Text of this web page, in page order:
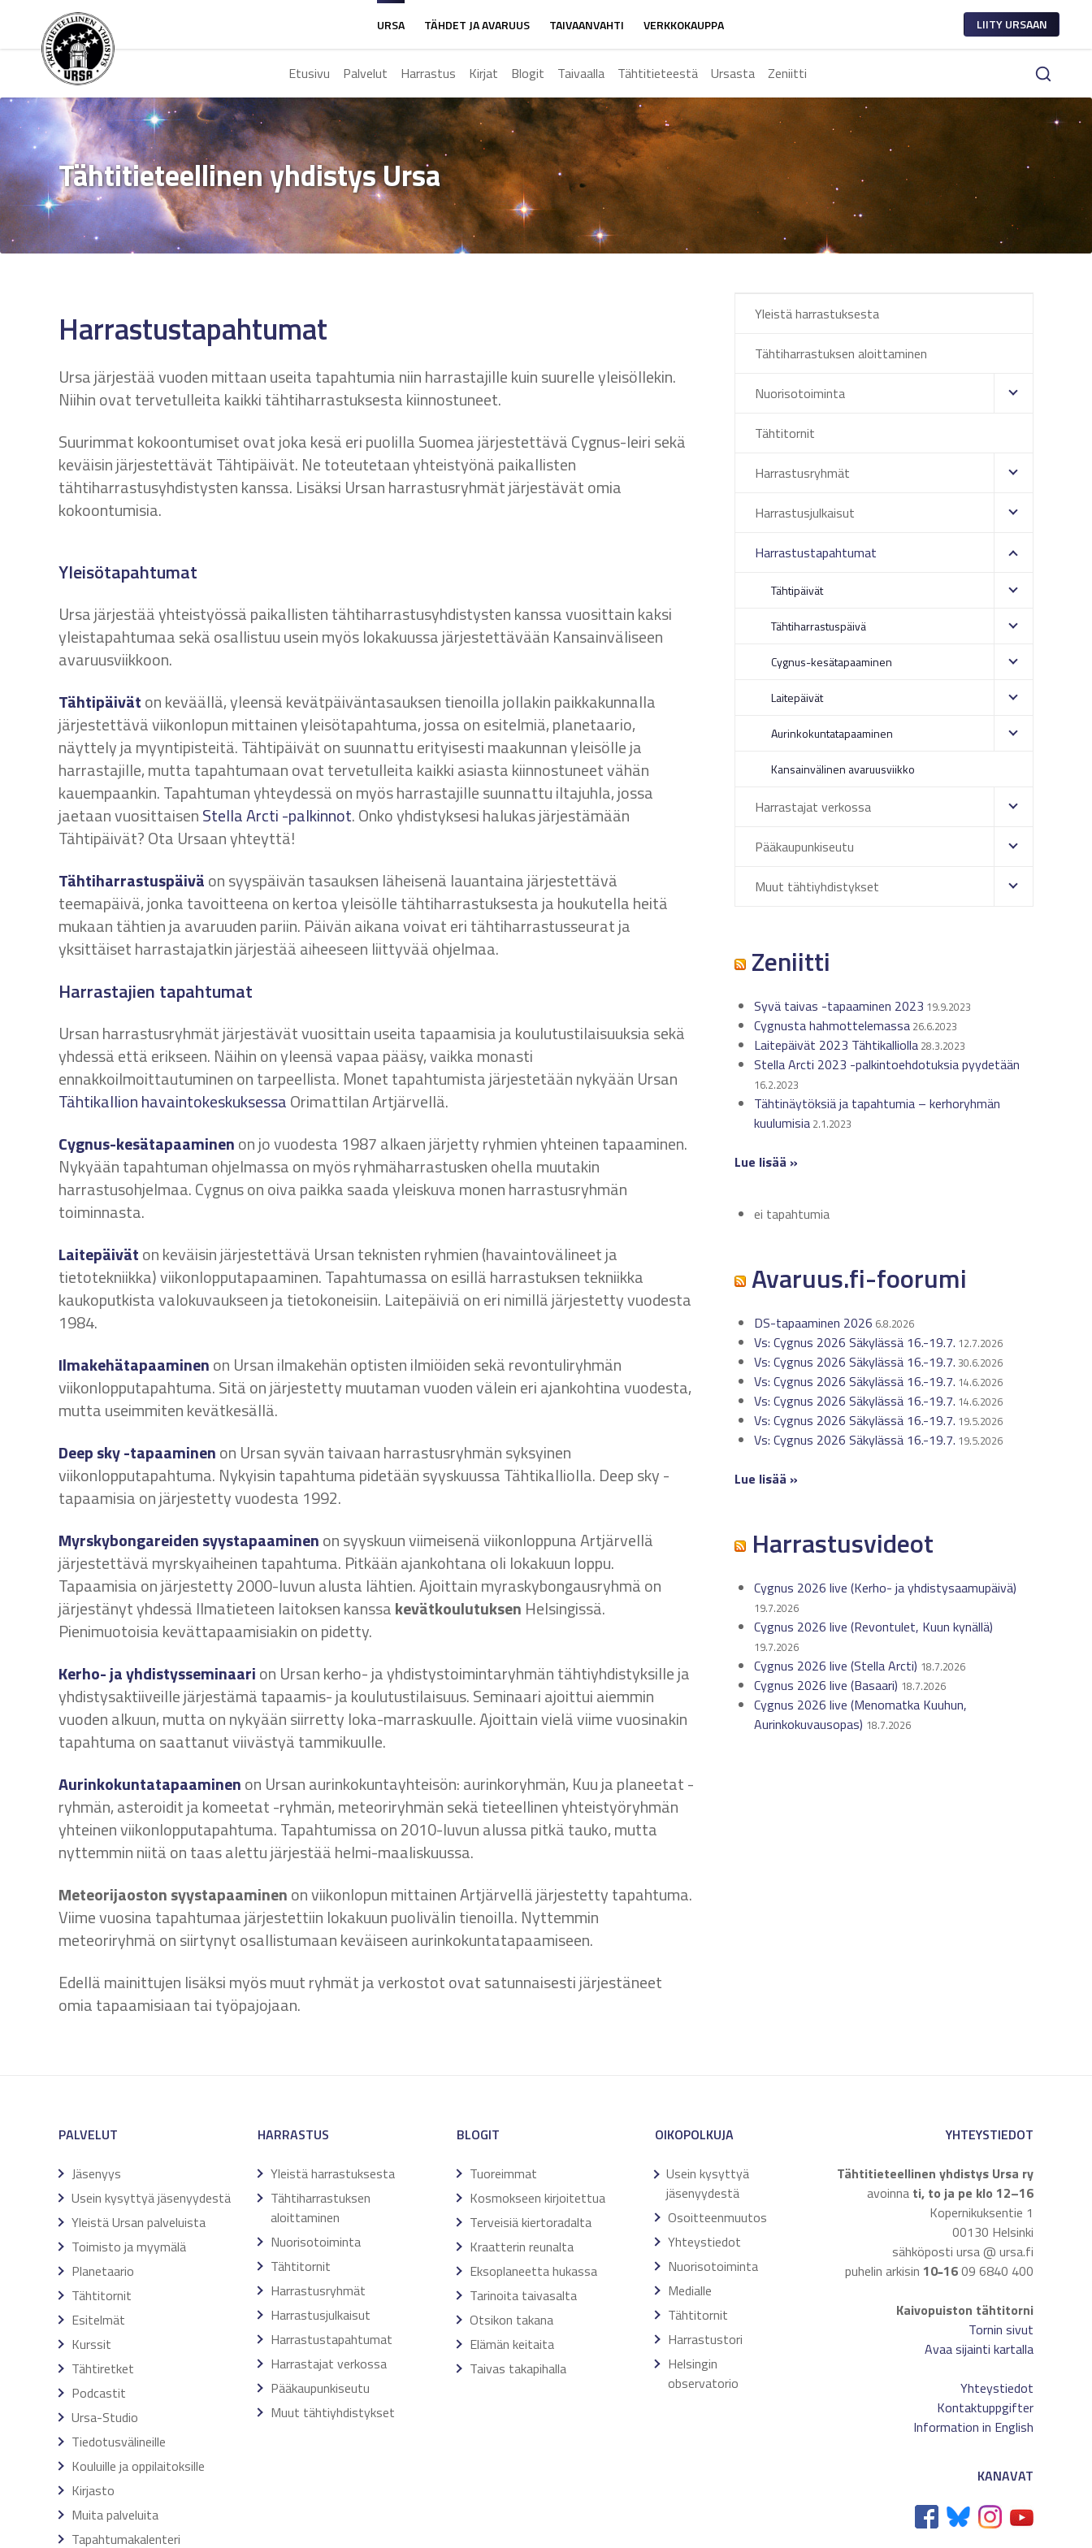
LIITY URSAAN
URSA TÄHDET JA AVARUUS TAIVAANVAHTI VERKKOKAUPPA
Etusivu Palvelut Harrastus Kirjat Blogit Taivaalla Tähtitieteestä Ursasta Zeniitti
Tähtitieteellinen yhdistys Ursa
Harrastustapahtumat
Ursa järjestää vuoden mittaan useita tapahtumia niin harrastajille kuin suurelle yleisöllekin.
Niihin ovat tervetulleita kaikki tähtiharrastuksesta kiinnostuneet.
Suurimmat kokoontumiset ovat joka kesä eri puolilla Suomea järjestettävä Cygnus-leiri sekä
keväisin järjestettävät Tähtipäivät. Ne toteutetaan yhteistyönä paikallisten
tähtiharrastusyhdistysten kanssa. Lisäksi Ursan harrastusryhmät järjestävät omia
kokoontumisia.
Yleisötapahtumat
Ursa järjestää yhteistyössä paikallisten tähtiharrastusyhdistysten kanssa vuosittain kaksi
yleistapahtumaa sekä osallistuu usein myös lokakuussa järjestettävään Kansainväliseen
avaruusviikkoon.
Tähtipäiväton keväällä, yleensä kevätpäiväntasauksen tienoilla jollakin paikkakunnalla
järjestettävä viikonlopun mittainen yleisötapahtuma, jossa on esitelmiä, planetaario,
näyttely ja myyntipisteitä. Tähtipäivät on suunnattu erityisesti maakunnan yleisölle ja
harrastajille, mutta tapahtumaan ovat tervetulleita kaikki asiasta kiinnostuneet vähän
kauempaankin. Tapahtuman yhteydessä on myös harrastajille suunnattu iltajuhla, jossa
jaetaan vuosittaisenStella Arcti -palkinnot. Onko yhdistyksesi halukas järjestämään
Tähtipäivät? Ota Ursaan yhteyttä!
Tähtiharrastuspäiväon syyspäivän tasauksen läheisenä lauantaina järjestettävä
teemapäivä, jonka tavoitteena on kertoa yleisölle tähtiharrastuksesta ja houkutella heitä
mukaan tähtien ja avaruuden pariin. Päivän aikana voivat eri tähtiharrastusseurat ja
yksittäiset harrastajatkin järjestää aiheeseen liittyvää ohjelmaa.
Harrastajien tapahtumat
Ursan harrastusryhmät järjestävät vuosittain useita tapaamisia ja koulutustilaisuuksia sekä
yhdessä että erikseen. Näihin on yleensä vapaa pääsy, vaikka monasti
ennakkoilmoittautuminen on tarpeellista. Monet tapahtumista järjestetään nykyään Ursan
Tähtikallion havaintokeskuksessaOrimattilan Artjärvellä.
Cygnus-kesätapaaminenon jo vuodesta 1987 alkaen järjetty ryhmien yhteinen tapaaminen.
Nykyään tapahtuman ohjelmassa on myös ryhmäharrastusken ohella muutakin
harrastusohjelmaa. Cygnus on oiva paikka saada yleiskuva monen harrastusryhmän
toiminnasta.
Laitepäiväton keväisin järjestettävä Ursan teknisten ryhmien (havaintovälineet ja
tietotekniikka) viikonlopputapaaminen. Tapahtumassa on esillä harrastuksen tekniikka
kaukoputkista valokuvaukseen ja tietokoneisiin. Laitepäiviä on eri nimillä järjestetty vuodesta
1984.
Ilmakehätapaaminenon Ursan ilmakehän optisten ilmiöiden sekä revontuliryhmän
viikonlopputapahtuma. Sitä on järjestetty muutaman vuoden välein eri ajankohtina vuodesta,
mutta useimmiten kevätkesällä.
Deep sky -tapaaminenon Ursan syvän taivaan harrastusryhmän syksyinen
viikonlopputapahtuma. Nykyisin tapahtuma pidetään syyskuussa Tähtikalliolla. Deep sky -
tapaamisia on järjestetty vuodesta 1992.
Myrskybongareiden syystapaaminenon syyskuun viimeisenä viikonloppuna Artjärvellä
järjestettävä myrskyaiheinen tapahtuma. Pitkään ajankohtana oli lokakuun loppu.
Tapaamisia on järjestetty 2000-luvun alusta lähtien. Ajoittain myraskybongausryhmä on
järjestänyt yhdessä Ilmatieteen laitoksen kanssakevätkoulutuksen Helsingissä.
Pienimuotoisia kevättapaamisiakin on pidetty.
Kerho- ja yhdistysseminaarion Ursan kerho- ja yhdistystoimintaryhmän tähtiyhdistyksille ja
yhdistysaktiiveille järjestämä tapaamis- ja koulutustilaisuus. Seminaari ajoittui aiemmin
vuoden alkuun, mutta on nykyään siirretty loka-marraskuulle. Ajoittain vielä viime vuosinakin
tapahtuma on saattanut viivästyä tammikuulle.
Aurinkokuntatapaaminenon Ursan aurinkokuntayhteisön: aurinkoryhmän, Kuu ja planeetat -
ryhmän, asteroidit ja komeetat -ryhmän, meteoriryhmän sekä tieteellinen yhteistyöryhmän
yhteinen viikonlopputapahtuma. Tapahtumissa on 2010-luvun alussa pitkä tauko, mutta
nyttemmin niitä on taas alettu järjestää helmi-maaliskuussa.
Meteorijaoston syystapaaminenon viikonlopun mittainen Artjärvellä järjestetty tapahtuma.
Viime vuosina tapahtumaa järjestettiin lokakuun puolivälin tienoilla. Nyttemmin
meteoriryhmä on siirtynyt osallistumaan keväiseen aurinkokuntatapaamiseen.
Edellä mainittujen lisäksi myös muut ryhmät ja verkostot ovat satunnaisesti järjestäneet
omia tapaamisiaan tai työpajojaan.
Yleistä harrastuksesta
Tähtiharrastuksen aloittaminen
Nuorisotoiminta
Tähtitornit
Harrastusryhmät
Harrastusjulkaisut
Harrastustapahtumat
Tähtipäivät
Tähtiharrastuspäivä
Cygnus-kesätapaaminen
Laitepäivät
Aurinkokuntatapaaminen
Kansainvälinen avaruusviikko
Harrastajat verkossa
Pääkaupunkiseutu
Muut tähtiyhdistykset
Zeniitti
Syvä taivas -tapaaminen 2023 19.9.2023
Cygnusta hahmottelemassa 26.6.2023
Laitepäivät 2023 Tähtikalliolla 28.3.2023
Stella Arcti 2023 -palkintoehdotuksia pyydetään
16.2.2023
Tähtinäytöksiä ja tapahtumia – kerhoryhmän
kuulumisia 2.1.2023
Lue lisää »
ei tapahtumia
Avaruus.fi-foorumi
DS-tapaaminen 2026 6.8.2026
Vs: Cygnus 2026 Säkylässä 16.-19.7. 12.7.2026
Vs: Cygnus 2026 Säkylässä 16.-19.7. 30.6.2026
Vs: Cygnus 2026 Säkylässä 16.-19.7. 14.6.2026
Vs: Cygnus 2026 Säkylässä 16.-19.7. 14.6.2026
Vs: Cygnus 2026 Säkylässä 16.-19.7. 19.5.2026
Vs: Cygnus 2026 Säkylässä 16.-19.7. 19.5.2026
Lue lisää »
Harrastusvideot
Cygnus 2026 live (Kerho- ja yhdistysaamupäivä)
19.7.2026
Cygnus 2026 live (Revontulet, Kuun kynällä)
19.7.2026
Cygnus 2026 live (Stella Arcti) 18.7.2026
Cygnus 2026 live (Basaari) 18.7.2026
Cygnus 2026 live (Menomatka Kuuhun,
Aurinkokuvausopas) 18.7.2026
PALVELUT
Jäsenyys
Usein kysyttyä jäsenyydestä
Yleistä Ursan palveluista
Toimisto ja myymälä
Planetaario
Tähtitornit
Esitelmät
Kurssit
Tähtiretket
Podcastit
Ursa-Studio
Tiedotusvälineille
Kouluille ja oppilaitoksille
Kirjasto
Muita palveluita
Tapahtumakalenteri
HARRASTUS
Yleistä harrastuksesta
Tähtiharrastuksen
aloittaminen
Nuorisotoiminta
Tähtitornit
Harrastusryhmät
Harrastusjulkaisut
Harrastustapahtumat
Harrastajat verkossa
Pääkaupunkiseutu
Muut tähtiyhdistykset
BLOGIT
Tuoreimmat
Kosmokseen kirjoitettua
Terveisiä kiertoradalta
Kraatterin reunalta
Eksoplaneetta hukassa
Tarinoita taivasalta
Otsikon takana
Elämän keitaita
Taivas takapihalla
OIKOPOLKUJA
Usein kysyttyä
jäsenyydestä
Osoitteenmuutos
Yhteystiedot
Nuorisotoiminta
Medialle
Tähtitornit
Harrastustori
Helsingin
observatorio
YHTEYSTIEDOT
Tähtitieteellinen yhdistys Ursa ry
avoinna ti, to ja pe klo 12–16
Kopernikuksentie 1
00130 Helsinki
sähköposti ursa @ ursa.fi
puhelin arkisin 10–1609 6840 400
Kaivopuiston tähtitorni
Tornin sivut
Avaa sijainti kartalla
Yhteystiedot
Kontaktuppgifter
Information in English
KANAVAT